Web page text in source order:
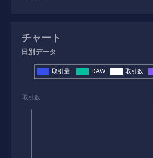
チャート
日別データ